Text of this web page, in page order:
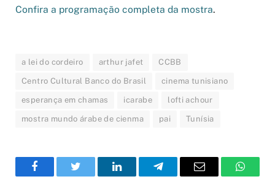
Confira a programação completa da mostra.
a lei do cordeiro arthur jafet CCBB
Centro Cultural Banco do Brasil cinema tunisiano
esperança em chamas icarabe lofti achour
mostra mundo árabe de cienma pai Tunísia
FacebookTwitter LinkedInTelegramEmail